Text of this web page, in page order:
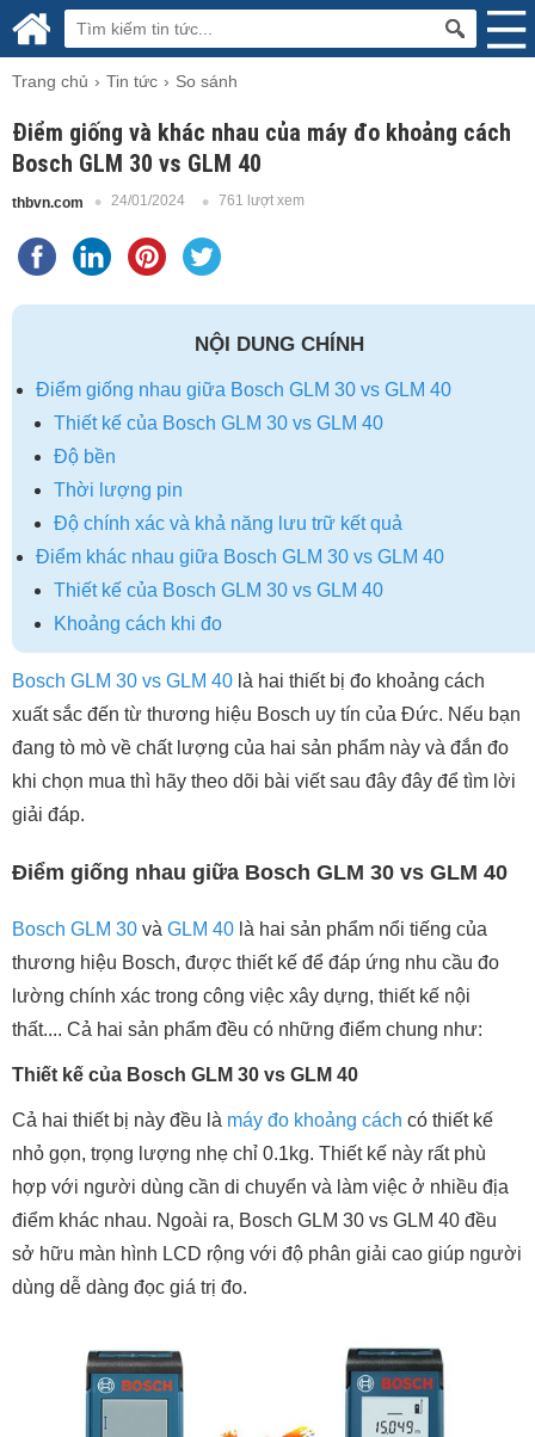
Trang chủ Tin tức So sánh
Điểm giống và khác nhau của máy đo khoảng cách
Bosch GLM 30 vs GLM 40
thbvn.com 24/01/2024 761 lượt xem
NỘI DUNG CHÍNH
Điểm giống nhau giữa Bosch GLM 30 vs GLM 40
Thiết kế của Bosch GLM 30 vs GLM 40
Độ bền
Thời lượng pin
Độ chính xác và khả năng lưu trữ kết quả
Điểm khác nhau giữa Bosch GLM 30 vs GLM 40
Thiết kế của Bosch GLM 30 vs GLM 40
Khoảng cách khi đo
Bosch GLM 30 vs GLM 40 là hai thiết bị đo khoảng cách
xuất sắc đến từ thương hiệu Bosch uy tín của Đức. Nếu bạn
đang tò mò về chất lượng của hai sản phẩm này và đắn đo
khi chọn mua thì hãy theo dõi bài viết sau đây đây để tìm lời
giải đáp.
Điểm giống nhau giữa Bosch GLM 30 vs GLM 40
Bosch GLM 30 và GLM 40 là hai sản phẩm nổi tiếng của
thương hiệu Bosch, được thiết kế để đáp ứng nhu cầu đo
lường chính xác trong công việc xây dựng, thiết kế nội
thất.... Cả hai sản phẩm đều có những điểm chung như:
Thiết kế của Bosch GLM 30 vs GLM 40
Cả hai thiết bị này đều là máy đo khoảng cách có thiết kế
nhỏ gọn, trọng lượng nhẹ chỉ 0.1kg. Thiết kế này rất phù
hợp với người dùng cần di chuyển và làm việc ở nhiều địa
điểm khác nhau. Ngoài ra, Bosch GLM 30 vs GLM 40 đều
sở hữu màn hình LCD rộng với độ phân giải cao giúp người
dùng dễ dàng đọc giá trị đo.